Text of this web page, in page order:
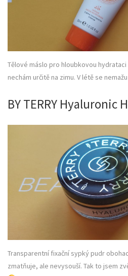
Tělové máslo pro hloubkovou hydrataci
nechám určitě na zimu. V létě se nemažu
BY TERRY Hyaluronic
Transparentní fixační sypký pudr
zmatňuje, ale nevysouší. Tak to jsem